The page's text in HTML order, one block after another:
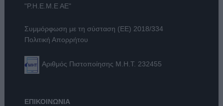
"Ρ.Η.Ε.Μ.Ε ΑΕ"
Συμμόρφωση με τη σύσταση (ΕΕ) 2018/334
Πολιτική Απορρήτου
Αριθμός Πιστοποίησης Μ.Η.Τ. 232455
ΕΠΙΚΟΙΝΩΝΙΑ